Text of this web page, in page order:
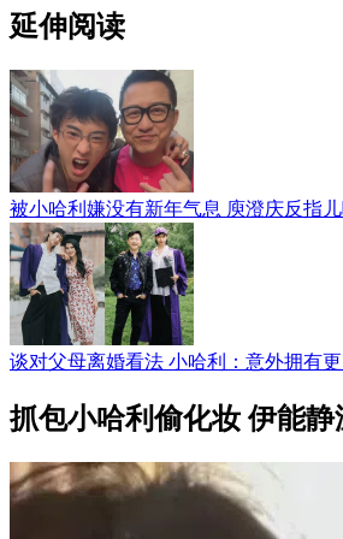
延伸阅读
被小哈利嫌没有新年气息 庾澄庆反指
谈对父母离婚看法 小哈利：意外拥有
抓包小哈利偷化妆 伊能